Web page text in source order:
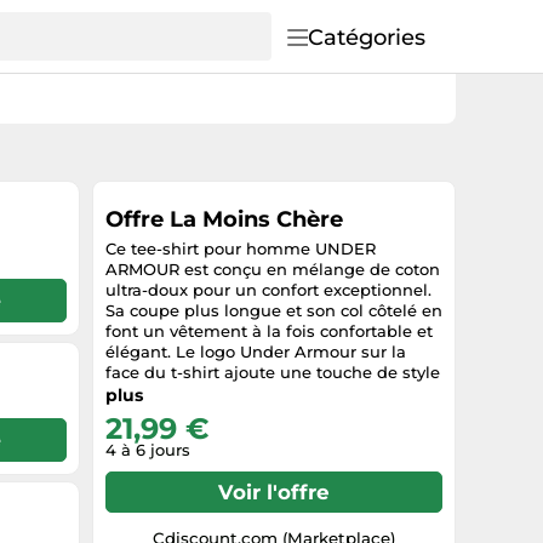
Catégories
Offre La Moins Chère
Ce tee-shirt pour homme UNDER
ARMOUR est conçu en mélange de coton
ultra-doux pour un confort exceptionnel.
Sa coupe plus longue et son col côtelé en
font un vêtement à la fois confortable et
élégant. Le logo Under Armour sur la
face du t-shirt ajoute une touche de style
supplémentaire. Matière : 60% Coton,
plus
21,99 €
4 à 6 jours
Voir l'offre
Cdiscount.com (Marketplace)